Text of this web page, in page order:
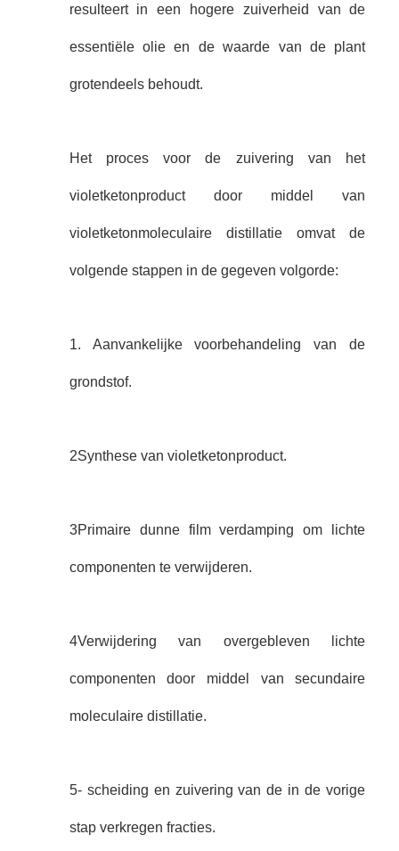
resulteert in een hogere zuiverheid van de
essentiële olie en de waarde van de plant
grotendeels behoudt.
Het proces voor de zuivering van het
violetketonproduct door middel van
violetketonmoleculaire distillatie omvat de
volgende stappen in de gegeven volgorde:
1. Aanvankelijke voorbehandeling van de
grondstof.
2Synthese van violetketonproduct.
3Primaire dunne film verdamping om lichte
componenten te verwijderen.
4Verwijdering van overgebleven lichte
componenten door middel van secundaire
moleculaire distillatie.
5- scheiding en zuivering van de in de vorige
stap verkregen fracties.